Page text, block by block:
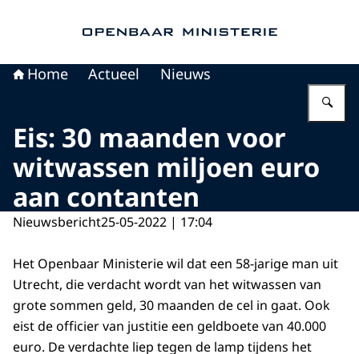
Home Actueel Nieuws
Eis: 30 maanden voor
witwassen miljoen euro
aan contanten
Nieuwsbericht25-05-2022 | 17:04
Het Openbaar Ministerie wil dat een 58-jarige man uit
Utrecht, die verdacht wordt van het witwassen van
grote sommen geld, 30 maanden de cel in gaat. Ook
eist de officier van justitie een geldboete van 40.000
euro. De verdachte liep tegen de lamp tijdens het